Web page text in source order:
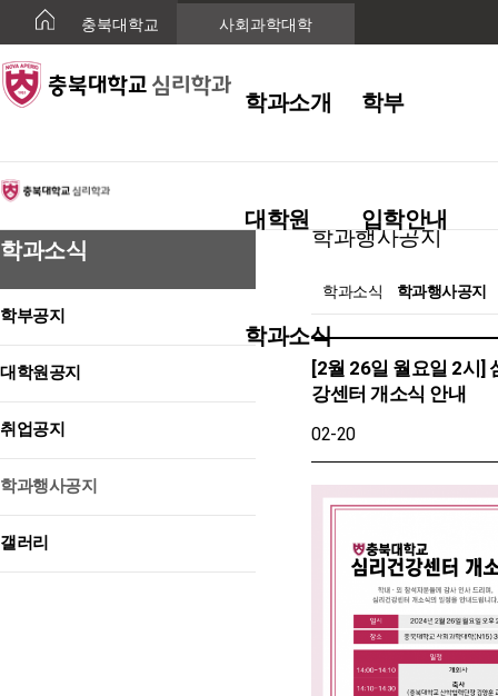
충북대학교 사회과학대학
학과소개 학부
대학원 입학안내
학과소식
학과소식
학부공지
대학원공지
취업공지
학과행사공지
갤러리
학과행사공지
학과소식 학과행사공지
[2월 26일 월요일 2시]
강센터 개소식 안내
02-20